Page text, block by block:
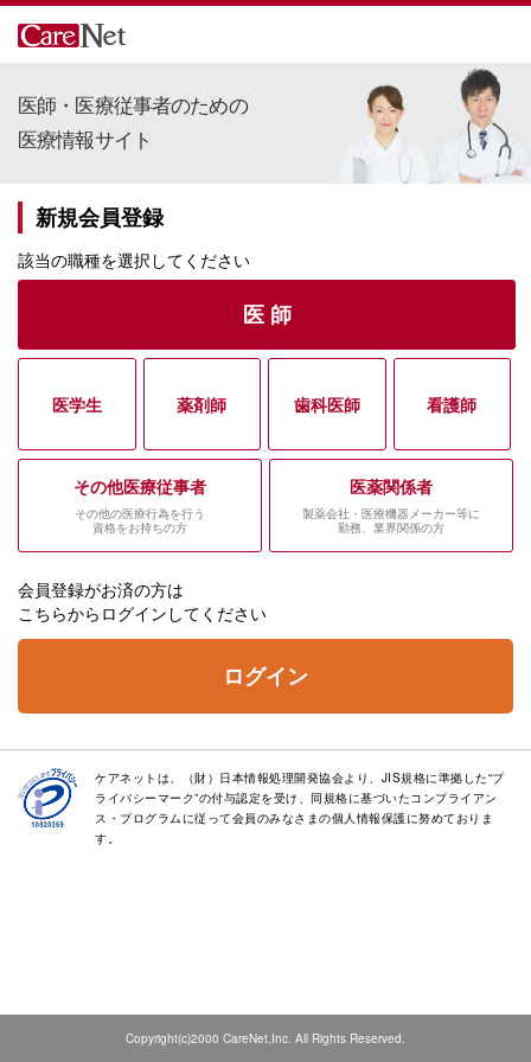
医師・医療従事者のための
医療情報サイト
新規会員登録
該当の職種を選択してください
医 師
医学生 薬剤師 歯科医師 看護師
その他医療従事者
その他の医療行為を行う
資格をお持ちの方
医薬関係者
製薬会社・医療機器メーカー等に
勤務、業界関係の方
会員登録がお済の方は
こちらからログインしてください
ログイン
ケアネットは、（財）日本情報処理開発協会より、JIS規格に準拠した“プ
ライバシーマーク”の付与認定を受け、同規格に基づいたコンプライアン
ス・プログラムに従って会員のみなさまの個人情報保護に努めておりま
す。
Copyright(c)2000 CareNet,Inc. All Rights Reserved.